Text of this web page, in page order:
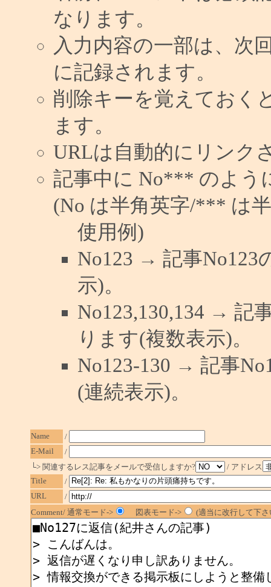
なります。
入力内容の一部は、次
に記録されます。
削除キーを覚えておく
ます。
URLは自動的にリンク
記事中に No*** のよう
(No は半角英字/*** は
使用例)
No123 → 記事No123
示)。
No123,130,134 → 記
ります(複数表示)。
No123-130 → 記事
(連続表示)。
Name
/
E-Mail
/
└> 関連するレス記事をメールで受信しますか?
/ アドレス
Title
/
URL
/
Comment/ 通常モード->
図表モード-> (適当に改行して下